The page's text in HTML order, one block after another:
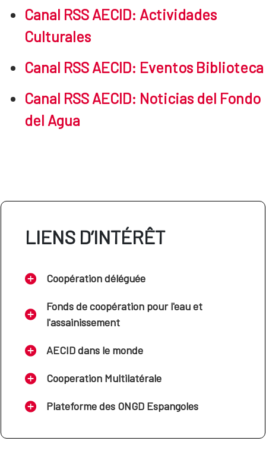
Canal RSS AECID: Actividades
Culturales
Canal RSS AECID: Eventos Biblioteca
Canal RSS AECID: Noticias del Fondo
del Agua
LIENS D’INTÉRÊT
Coopération déléguée
Fonds de coopération pour l'eau et
l'assainissement
AECID dans le monde
Cooperation Multilatérale
Plateforme des ONGD Espangoles